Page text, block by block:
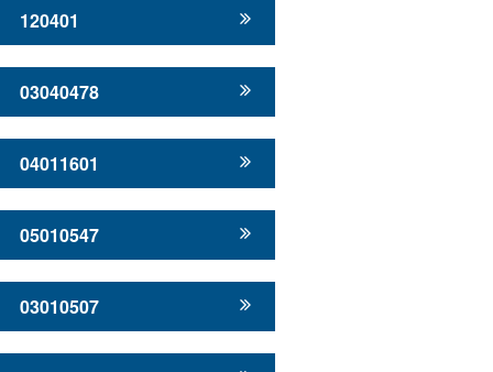
120401
03040478
04011601
05010547
03010507